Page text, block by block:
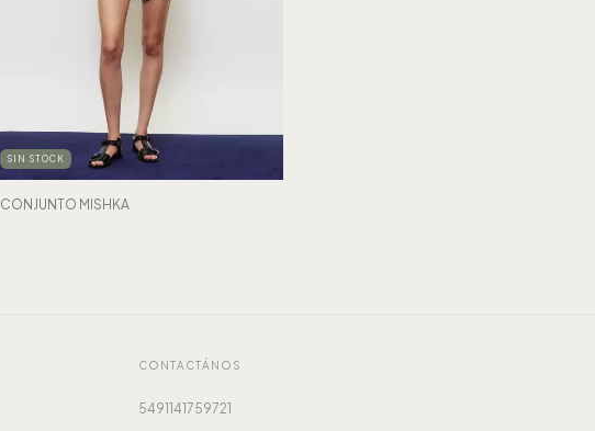
SIN STOCK
CONJUNTO MISHKA
CONTACTÁNOS
5491141759721